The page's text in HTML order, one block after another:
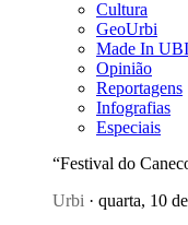
Cultura
GeoUrbi
Made In UBI
Opinião
Reportagens
Infografias
Especiais
“Festival do
Urbi · quarta, 10